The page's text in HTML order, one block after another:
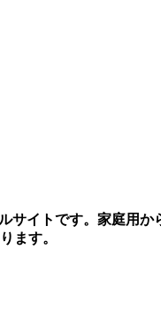
サイトです。家庭用か
ます。